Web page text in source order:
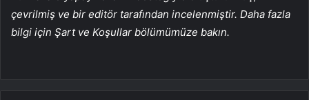
çevrilmiş ve bir editör tarafından incelenmiştir. Daha fazla
bilgi için Şart ve Koşullar bölümümüze bakın.